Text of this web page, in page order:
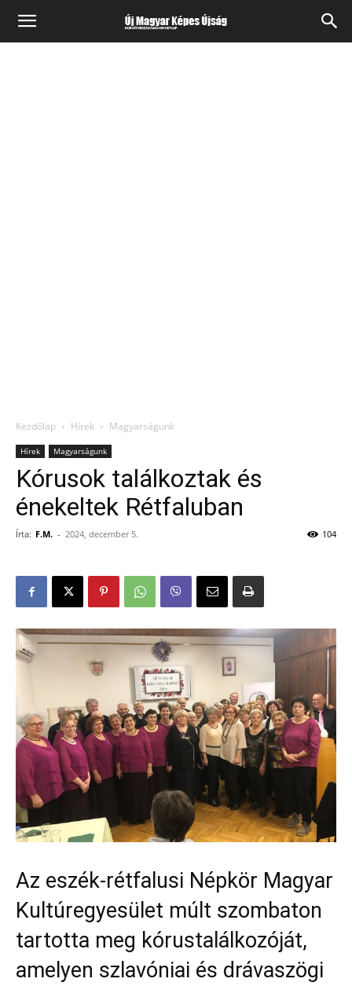
Kezdőlap Hírek Magyarságunk
Hírek Magyarságunk
Kórusok találkoztak és
énekeltek Rétfaluban
Írta: F.M. - 2024, december 5. 104
Az eszék-rétfalusi Népkör Magyar
Kultúregyesület múlt szombaton
tartotta meg kórustalálkozóját,
amelyen szlavóniai és drávaszögi